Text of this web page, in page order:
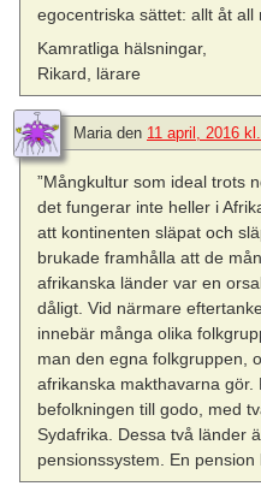
egocentriska sättet: allt åt all
Kamratliga hälsningar,
Rikard, lärare
Mariaden 11 april, 2016
”Mångkultur som ideal trots
det fungerar inte heller i
att kontinenten släpat och
brukade framhålla att de
afrikanska länder var en
dåligt. Vid närmare
innebär många olika
man den egna folkgruppen,
afrikanska makthavarna
befolkningen till godo, med
Sydafrika. Dessa två länder
pensionssystem. En